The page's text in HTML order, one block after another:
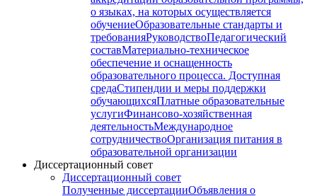
о языках, на которых осуществляется
обучениеОбразовательные стандарты и
требованияРуководствоПедагогический
составМатериально-техническое
обеспечение и оснащенность
образовательного процесса. Доступная
средаСтипендии и меры поддержки
обучающихсяПлатные образовательные
услугиФинансово-хозяйственная
деятельностьМеждународное
сотрудничествоОрганизация питания в
образовательной организации
Диссертационный совет
Диссертационный совет
Полученные диссертацииОбъявления о